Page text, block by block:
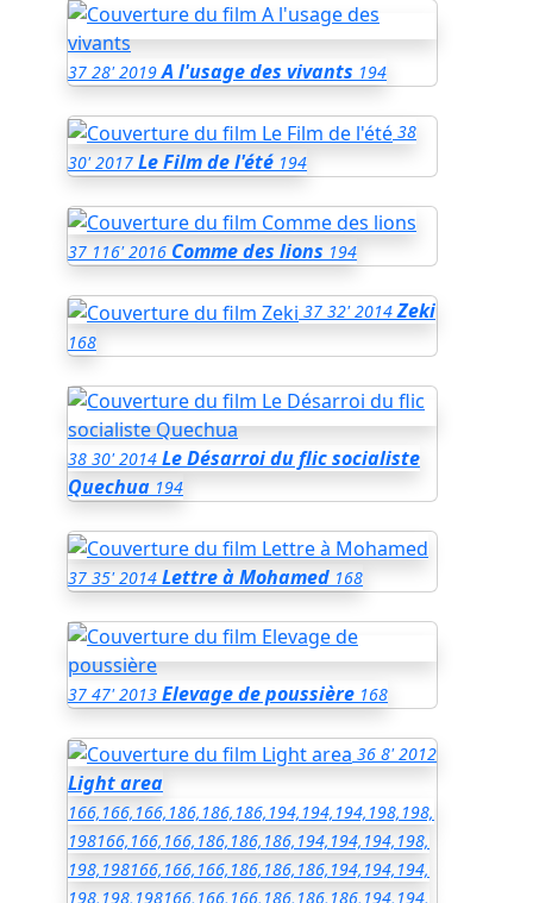
37 28' 2019 A l'usage des vivants 194
38
30' 2017 Le Film de l'été 194
37 116' 2016 Comme des lions 194
37 32' 2014 Zeki
168
38 30' 2014 Le Désarroi du flic socialiste
Quechua 194
37 35' 2014 Lettre à Mohamed 168
37 47' 2013 Elevage de poussière 168
36 8' 2012
Light area
166,166,166,186,186,186,194,194,194,198,198,
198166,166,166,186,186,186,194,194,194,198,
198,198166,166,166,186,186,186,194,194,194,
198,198,198166,166,166,186,186,186,194,194,